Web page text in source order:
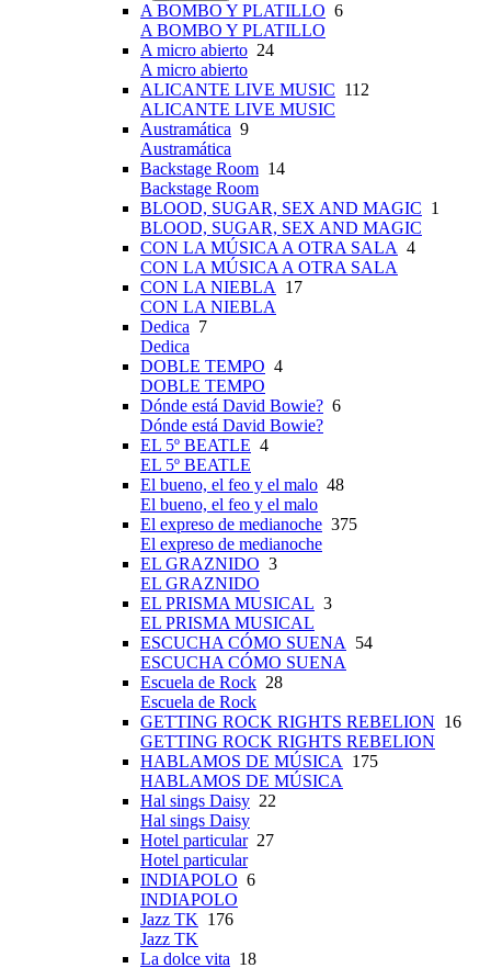
A BOMBO Y PLATILLO 6
A BOMBO Y PLATILLO
A micro abierto 24
A micro abierto
ALICANTE LIVE MUSIC 112
ALICANTE LIVE MUSIC
Austramática 9
Austramática
Backstage Room 14
Backstage Room
BLOOD, SUGAR, SEX AND MAGIC 1
BLOOD, SUGAR, SEX AND MAGIC
CON LA MÚSICA A OTRA SALA 4
CON LA MÚSICA A OTRA SALA
CON LA NIEBLA
17
CON LA NIEBLA
Dedica 7
Dedica
DOBLE TEMPO 4
DOBLE TEMPO
Dónde está David Bowie? 6
Dónde está David Bowie?
EL 5º BEATLE 4
EL 5º BEATLE
El bueno, el feo y el malo 48
El bueno, el feo y el malo
El expreso de medianoche 375
El expreso de medianoche
EL GRAZNIDO 3
EL GRAZNIDO
EL PRISMA MUSICAL 3
EL PRISMA MUSICAL
ESCUCHA CÓMO SUENA
54
ESCUCHA CÓMO SUENA
Escuela de Rock 28
Escuela de Rock
GETTING ROCK RIGHTS REBELION 16
GETTING ROCK RIGHTS REBELION
HABLAMOS DE MÚSICA
175
HABLAMOS DE MÚSICA
Hal sings Daisy 22
Hal sings Daisy
Hotel particular27
Hotel particular
INDIAPOLO 6
INDIAPOLO
Jazz TK 176
Jazz TK
La dolce vita 18